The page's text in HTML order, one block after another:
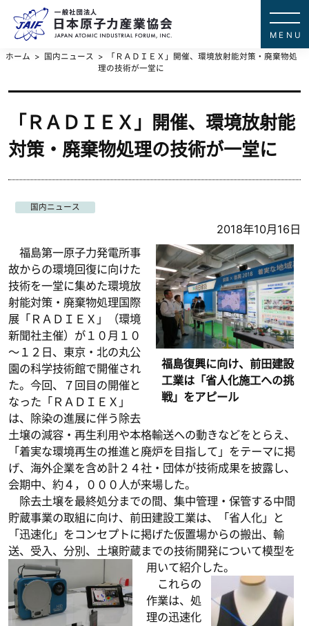
ホーム 国内ニュース
「ＲＡＤＩＥＸ」開催、環境放射能対策・廃棄物処
理の技術が一堂に
「ＲＡＤＩＥＸ」開催、環境放射能
対策・廃棄物処理の技術が一堂に
国内ニュース
2018年10月16日
福島復興に向け、前田建設
工業は「省人化施工への挑
戦」をアピール
福島第一原子力発電所事
故からの環境回復に向けた
技術を一堂に集めた環境放
射能対策・廃棄物処理国際
展「ＲＡＤＩＥＸ」（環境
新聞社主催）が１０月１０
～１２日、東京・北の丸公
園の科学技術館で開催され
た。今回、７回目の開催と
なった「ＲＡＤＩＥＸ」
は、除染の進展に伴う除去
土壌の減容・再生利用や本格輸送への動きなどをとらえ、
「着実な環境再生の推進と廃炉を目指して」をテーマに掲
げ、海外企業を含め計２４社・団体が技術成果を披露し、
会期中、約４，０００人が来場した。
除去土壌を最終処分までの間、集中管理・保管する中間
貯蔵事業の取組に向け、前田建設工業は、「省人化」と
「迅速化」をコンセプトに掲げた仮置場からの搬出、輸
送、受入、分別、土壌貯蔵までの技術開発について模型を
用いて紹介した。
これらの
作業は、処
理の迅速化